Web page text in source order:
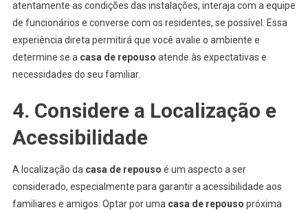
atentamente as condições das instalações, interaja com a equipe
de funcionários e converse com os residentes, se possível. Essa
experiência direta permitirá que você avalie o ambiente e
determine se a casa de repouso atende às expectativas e
necessidades do seu familiar.
4. Considere a Localização e
Acessibilidade
A localização da casa de repouso é um aspecto a ser
considerado, especialmente para garantir a acessibilidade aos
familiares e amigos. Optar por uma casa de repouso próxima